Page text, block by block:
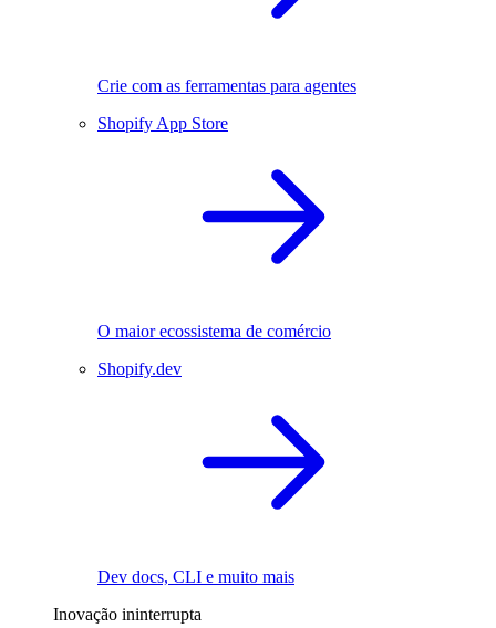
Crie com as ferramentas para agentes
Shopify App Store
O maior ecossistema de comércio
Shopify.dev
Dev docs, CLI e muito mais
Inovação ininterrupta